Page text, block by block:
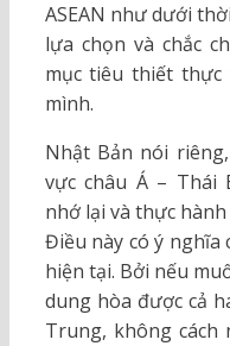
ASEAN như dưới
lựa chọn và chắc
mục tiêu thiết
mình.
Nhật Bản nói
vực châu Á – Thái
nhớ lại và thực hành
Điều này có ý
hiện tại. Bởi nếu
dung hòa được cả
Trung, không